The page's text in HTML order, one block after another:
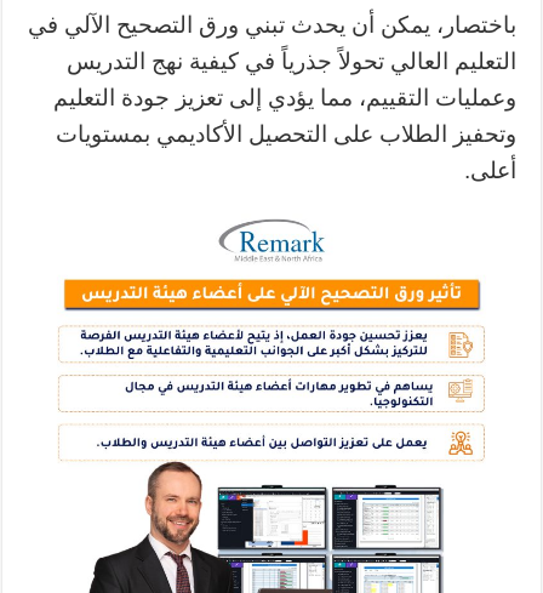
باختصار، يمكن أن يحدث تبني ورق التصحيح الآلي في
التعليم العالي تحولاً جذرياً في كيفية نهج التدريس
وعمليات التقييم، مما يؤدي إلى تعزيز جودة التعليم
وتحفيز الطلاب على التحصيل الأكاديمي بمستويات
أعلى.